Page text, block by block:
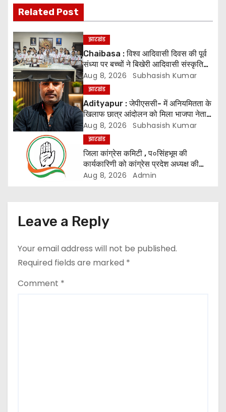
t
n
a
v
i
g
n
Related Post
झारखंड
Chaibasa : विश्व आदिवासी दिवस की पूर्व
संध्या पर बच्चों ने बिखेरी आदिवासी संस्कृति
की छटा
Aug 8, 2026 Subhasish Kumar
झारखंड
Adityapur : जेपीएससी- में अनियमितता के
खिलाफ छात्र आंदोलन को मिला भाजपा नेता
बबलू शर्मा का समर्थन
Aug 8, 2026 Subhasish Kumar
झारखंड
जिला कांग्रेस कमिटी , प०सिंहभूम की
कार्यकारिणी को कांग्रेस प्रदेश अध्यक्ष की
मंजूरी
Aug 8, 2026 Admin
Leave a Reply
Your email address will not be published.
Required fields are marked *
Comment *